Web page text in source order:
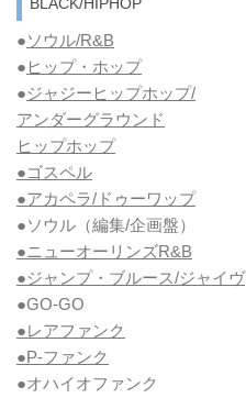
BLACK/HIPHOP
●ソウル/R&B
● ヒップ・ホップ
●ジャジーヒップホップ/
アンダーグラウンド
ヒップホップ
●ゴスペル
●アカペラ/ドゥーワップ
●ソウル （編集/企画盤）
●ニューオーリンズR&B
●ジャンプ・ブルース/ジャイヴ
●GO-GO
●レアファンク
●P-ファンク
●オハイオファンク